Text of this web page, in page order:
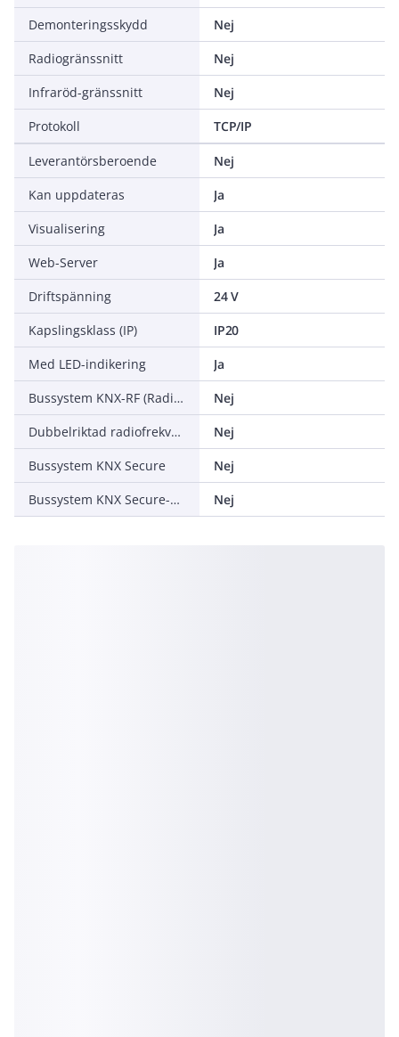
Demonteringsskydd
Nej
Radiogränssnitt
Nej
Infraröd-gränssnitt
Nej
Protokoll
TCP/IP
Leverantörsberoende
Nej
Kan uppdateras
Ja
Visualisering
Ja
Web-Server
Ja
Driftspänning
24 V
Kapslingsklass (IP)
IP20
Med LED-indikering
Ja
Bussystem KNX-RF (Radiofrekvens)
Nej
Dubbelriktad radiofrekvens
Nej
Bussystem KNX Secure
Nej
Bussystem KNX Secure-RF (Radiofrekvens)
Nej